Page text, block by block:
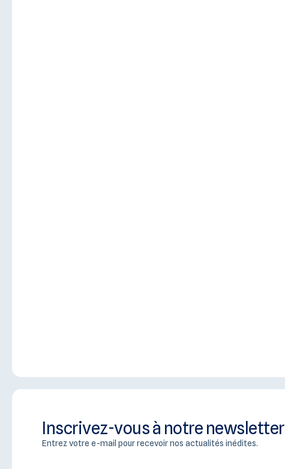
Inscrivez-vous à notre newsletter
Entrez votre e-mail pour recevoir nos actualités inédites.